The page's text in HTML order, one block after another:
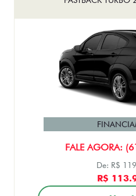
FALE AGORA:
De: R$
R$
Ver
CRONOS DRIVE